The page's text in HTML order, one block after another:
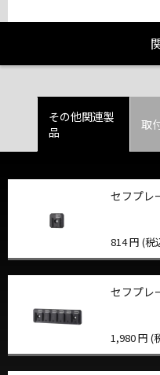
その他関連製
品
取
セフプレ
814 円 (税
セフプレ
1,980 円 (